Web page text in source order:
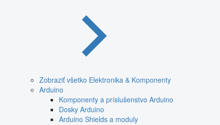
Zobraziť všetko Elektronika & Komponenty
Arduino
Komponenty a príslušenstvo Arduino
Dosky Arduino
Arduino Shields a moduly